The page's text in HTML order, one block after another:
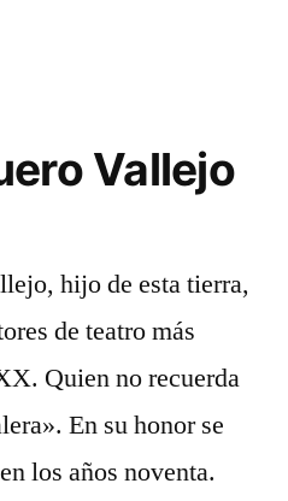
Vallejo
hijo de esta tierra,
de teatro más
Quien no recuerda
En su honor se
los años noventa.